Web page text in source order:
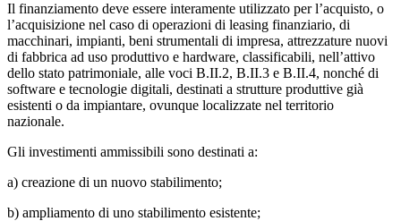
Il finanziamento deve essere interamente utilizzato per l’acquisto, o
l’acquisizione nel caso di operazioni di leasing finanziario, di
macchinari, impianti, beni strumentali di impresa, attrezzature nuovi
di fabbrica ad uso produttivo e hardware, classificabili, nell’attivo
dello stato patrimoniale, alle voci B.II.2, B.II.3 e B.II.4, nonché di
software e tecnologie digitali, destinati a strutture produttive già
esistenti o da impiantare, ovunque localizzate nel territorio
nazionale.
Gli investimenti ammissibili sono destinati a:
a) creazione di un nuovo stabilimento;
b) ampliamento di uno stabilimento esistente;